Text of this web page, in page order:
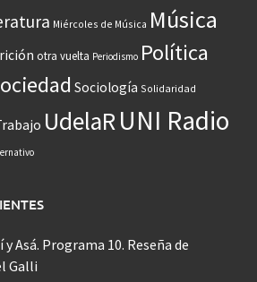
Miércoles de Música Música
otra vuelta Periodismo Política
Sociología Solidaridad
UdelaR UNI Radio
y Asá. Programa 10. Reseña de
Galli